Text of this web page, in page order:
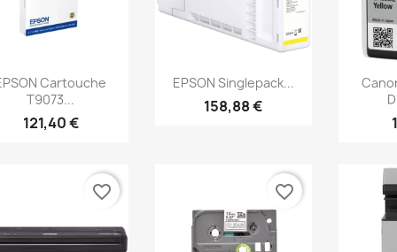
Aperçu rapide
Cartouche
T9073...
121,40 €
Aperçu rapide
EPSON Singlepack...
158,88 €

favorite_border favorite_border